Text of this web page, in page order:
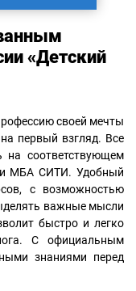
«Детский
своей мечты
первый взгляд. Все
на соответствующем
МБА СИТИ. Удобный
с возможностью
важные мысли
быстро и легко
С официальным
знаниями перед